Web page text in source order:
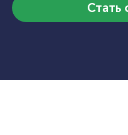
Стать